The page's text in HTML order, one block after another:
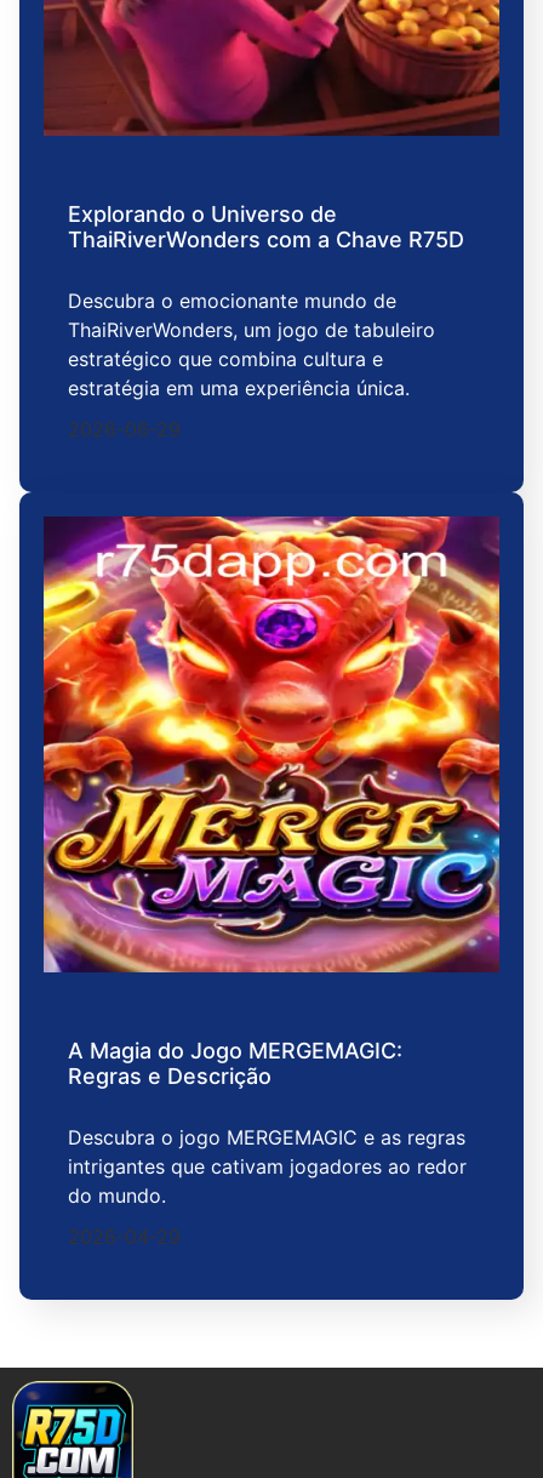
Explorando o Universo de
ThaiRiverWonders com a Chave R75D
Descubra o emocionante mundo de
ThaiRiverWonders, um jogo de tabuleiro
estratégico que combina cultura e
estratégia em uma experiência única.
2026-06-29
A Magia do Jogo MERGEMAGIC:
Regras e Descrição
Descubra o jogo MERGEMAGIC e as regras
intrigantes que cativam jogadores ao redor
do mundo.
2026-04-29